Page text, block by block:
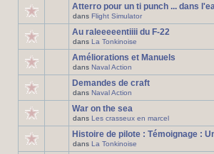
Atterro pour un ti punch ... dans
dans Flight Simulator
Au raleeeeentiiii du F-22
dans La Tonkinoise
Améliorations et Manuels
dans Naval Action
Demandes de craft
dans Naval Action
War on the sea
dans Les crasseux en marcel
Histoire de pilote : Témoignage :
dans La Tonkinoise